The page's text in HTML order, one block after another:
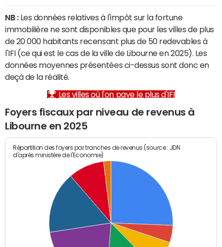
NB :Les données relatives à l'impôt sur la fortune
immobilière ne sont disponibles que pour les villes de plus
de 20 000 habitants recensant plus de 50 redevables à
l'IFI (ce qui est le cas de la ville de Libourne en 2025). Les
données moyennes présentées ci-dessus sont donc en
deçà de la réalité.
Les villes où l'on paye le plus d'IFI
Foyers fiscaux par niveau de revenus à
Libourne en 2025
Répartition des foyers par tranches de revenus (source : JDN
d'après ministère de l'Economie)